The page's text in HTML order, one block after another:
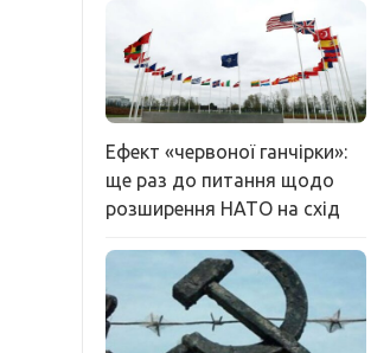
Ефект «червоної ганчірки»:
ще раз до питання щодо
розширення НАТО на схід